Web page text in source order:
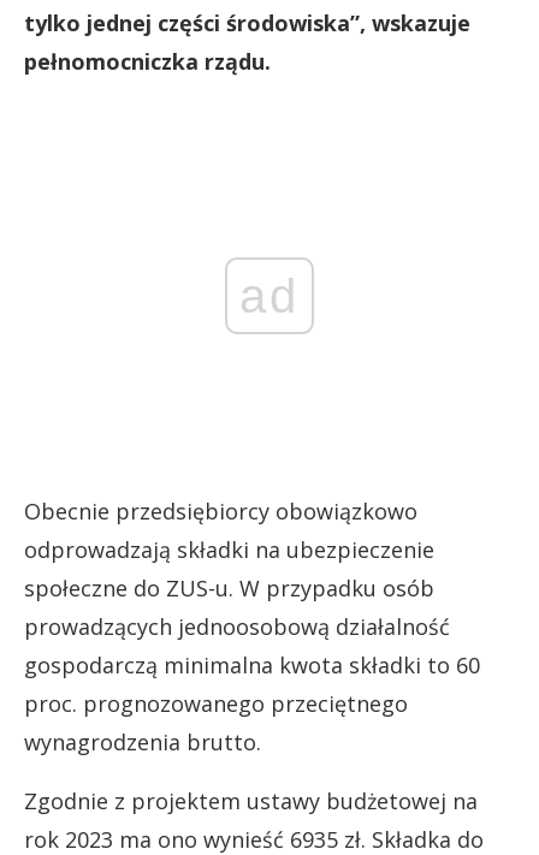
tylko jednej części środowiska”, wskazuje
pełnomocniczka rządu.
ad
Obecnie przedsiębiorcy obowiązkowo
odprowadzają składki na ubezpieczenie
społeczne do ZUS-u. W przypadku osób
prowadzących jednoosobową działalność
gospodarczą minimalna kwota składki to 60
proc. prognozowanego przeciętnego
wynagrodzenia brutto.
Zgodnie z projektem ustawy budżetowej na
rok 2023 ma ono wynieść 6935 zł. Składka do